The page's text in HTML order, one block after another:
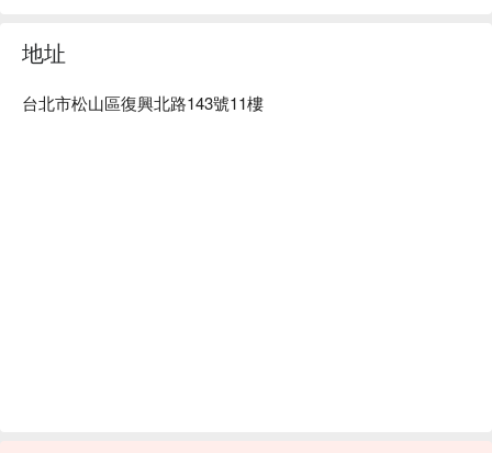
伽的精神實踐於生活之中。
希望能將瑜伽帶給我的能量、健康與喜悅，真誠地分享給每一
帶給我們的自信，生活得更自在、更快樂。
地址
台北市松山區復興北路143號11樓